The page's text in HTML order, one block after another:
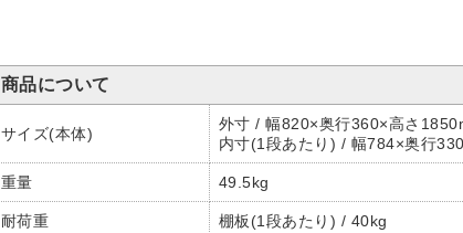
商品について
サイズ(本体)
外寸 / 幅820×奥行360×高さ
内寸(1段あたり) / 幅784×奥行
重量 49.5kg
耐荷重 棚板(1段あたり) / 40kg